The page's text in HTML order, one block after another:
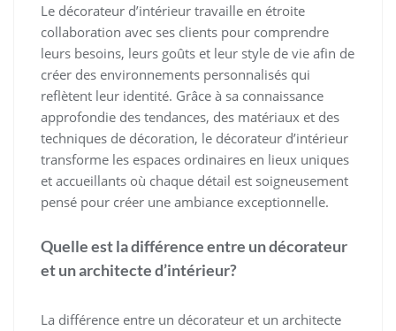
Le décorateur d’intérieur travaille en étroite
collaboration avec ses clients pour comprendre
leurs besoins, leurs goûts et leur style de vie afin de
créer des environnements personnalisés qui
reflètent leur identité. Grâce à sa connaissance
approfondie des tendances, des matériaux et des
techniques de décoration, le décorateur d’intérieur
transforme les espaces ordinaires en lieux uniques
et accueillants où chaque détail est soigneusement
pensé pour créer une ambiance exceptionnelle.
Quelle est la différence entre un décorateur
et un architecte d’intérieur?
La différence entre un décorateur et un architecte